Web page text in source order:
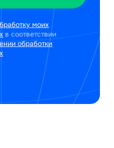
моих
в соответствии
обработки